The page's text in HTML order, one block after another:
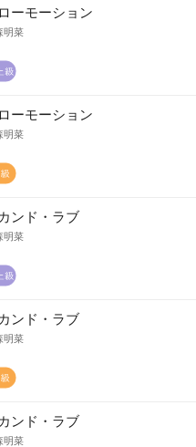
ーモーション
明菜
ーモーション
明菜
ンド・ラブ
明菜
ンド・ラブ
明菜
ンド・ラブ
明菜